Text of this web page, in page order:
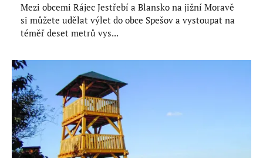
Mezi obcemi Rájec Jestřebí a Blansko na jižní Moravě
si můžete udělat výlet do obce Spešov a vystoupat na
téměř deset metrů vys...